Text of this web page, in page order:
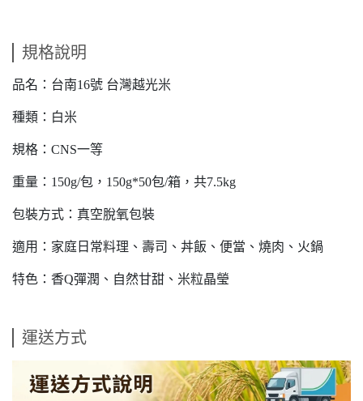
規格說明
品名：台南16號 台灣越光米
種類：白米
規格：CNS一等
重量：150g/包，150g*50包/箱，共7.5kg
包裝方式：真空脫氧包裝
適用：家庭日常料理、壽司、丼飯、便當、燒肉、火鍋
特色：香Q彈潤、自然甘甜、米粒晶瑩
運送方式